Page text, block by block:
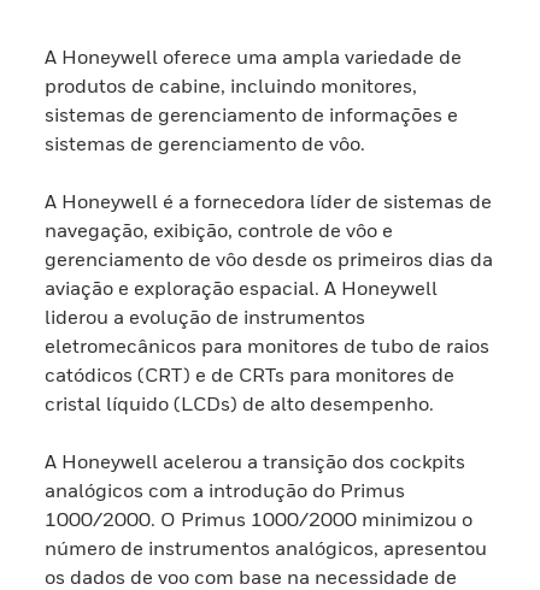
A Honeywell oferece uma ampla variedade de
produtos de cabine, incluindo monitores,
sistemas de gerenciamento de informações e
sistemas de gerenciamento de vôo.
A Honeywell é a fornecedora líder de sistemas de
navegação, exibição, controle de vôo e
gerenciamento de vôo desde os primeiros dias da
aviação e exploração espacial. A Honeywell
liderou a evolução de instrumentos
eletromecânicos para monitores de tubo de raios
catódicos (CRT) e de CRTs para monitores de
cristal líquido (LCDs) de alto desempenho.
A Honeywell acelerou a transição dos cockpits
analógicos com a introdução do Primus
1000/2000. O Primus 1000/2000 minimizou o
número de instrumentos analógicos, apresentou
os dados de voo com base na necessidade de